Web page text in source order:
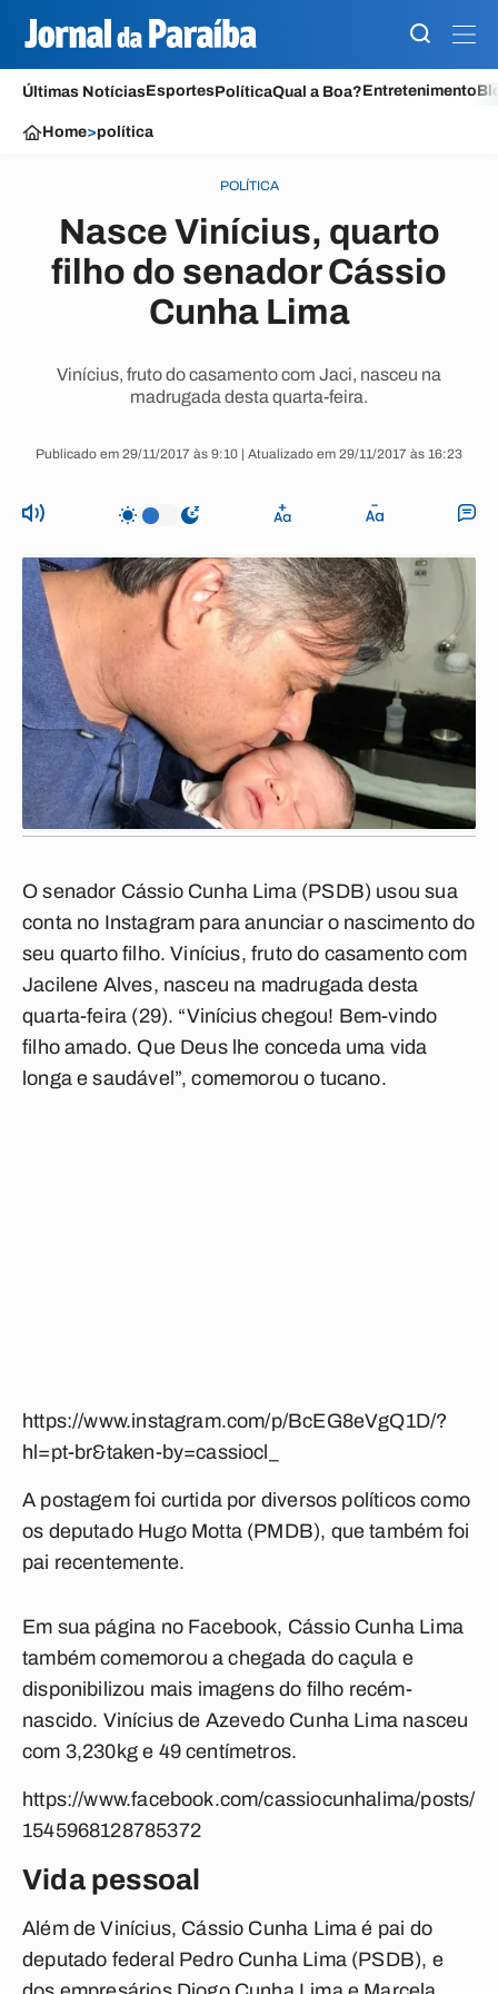
Últimas NotíciasEsportesPolíticaQual a Boa?Entretenimento
Home>política
POLÍTICA
Nasce Vinícius, quarto
filho do senador Cássio
Cunha Lima
Vinícius, fruto do casamento com Jaci, nasceu na
madrugada desta quarta-feira.
Publicado em 29/11/2017 às 9:10 | Atualizado em 29/11/2017 às 16:23
O senador Cássio Cunha Lima (PSDB) usou sua
conta no Instagram para anunciar o nascimento do
seu quarto filho. Vinícius, fruto do casamento com
Jacilene Alves, nasceu na madrugada desta
quarta-feira (29). “Vinícius chegou! Bem-vindo
filho amado. Que Deus lhe conceda uma vida
longa e saudável”, comemorou o tucano.
https://www.instagram.com/p/BcEG8eVgQ1D/?
hl=pt-br&taken-by=cassiocl_
A postagem foi curtida por diversos políticos como
os deputado Hugo Motta (PMDB), que também foi
pai recentemente.
Em sua página no Facebook, Cássio Cunha Lima
também comemorou a chegada do caçula e
disponibilizou mais imagens do filho recém-
nascido. Vinícius de Azevedo Cunha Lima nasceu
com 3,230kg e 49 centímetros.
https://www.facebook.com/cassiocunhalima/posts/
1545968128785372
Vida pessoal
Além de Vinícius, Cássio Cunha Lima é pai do
deputado federal Pedro Cunha Lima (PSDB), e